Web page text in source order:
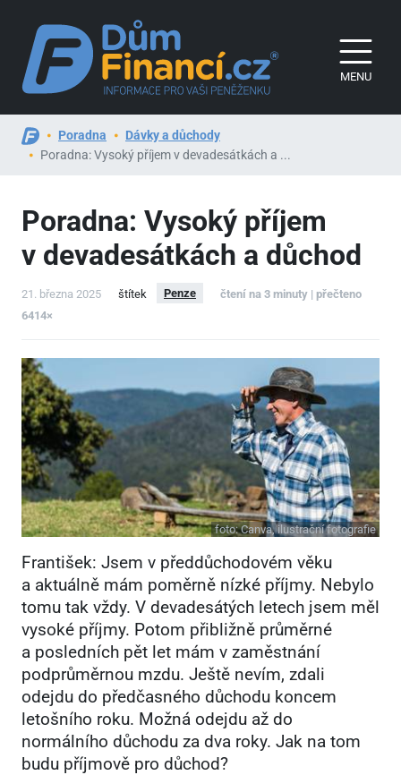
MENU
Poradna
Dávky a důchody
Poradna: Vysoký příjem v devadesátkách a ...
Poradna: Vysoký příjem
v devadesátkách a důchod
21. března 2025 štítek Penze
čtení na 3 minuty | přečteno
6414×
foto:Canva, ilustrační fotografie
František: Jsem v předdůchodovém věku
a aktuálně mám poměrně nízké příjmy. Nebylo
tomu tak vždy. V devadesátých letech jsem měl
vysoké příjmy. Potom přibližně průměrné
a posledních pět let mám v zaměstnání
podprůměrnou mzdu. Ještě nevím, zdali
odejdu do předčasného důchodu koncem
letošního roku. Možná odejdu až do
normálního důchodu za dva roky. Jak na tom
budu příjmově pro důchod?